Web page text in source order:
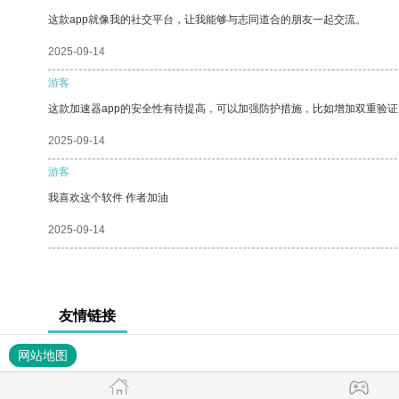
这款app就像我的社交平台，让我能够与志同道合的朋友一起交流。
2025-09-14
游客
这款加速器app的安全性有待提高，可以加强防护措施，比如增加双重验
2025-09-14
游客
我喜欢这个软件 作者加油
2025-09-14
友情链接
网站地图